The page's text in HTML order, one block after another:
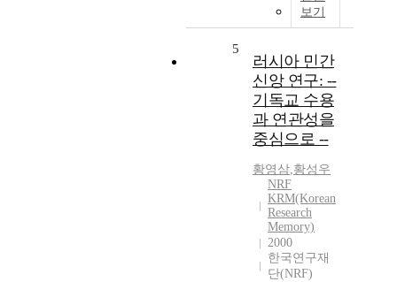
보기
5
러시아 민간
신앙 연구: --
기독교 수용
과 연관성을
중심으로 --
황영삼,황성우
NRF
KRM(Korean
Research
Memory)
2000
한국연구재
단(NRF)